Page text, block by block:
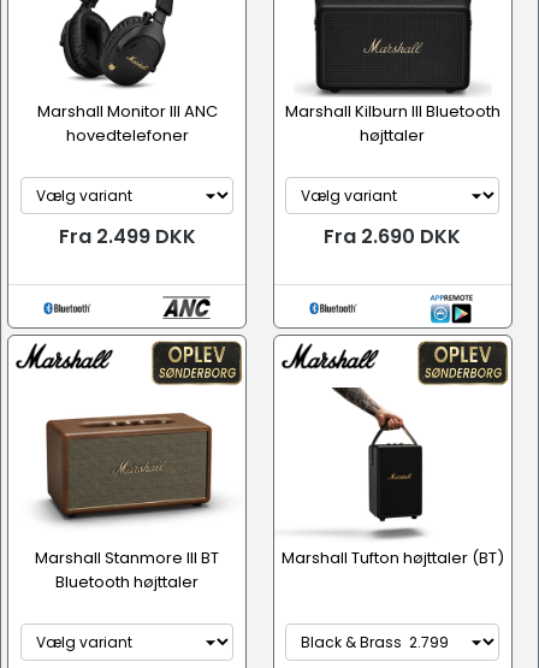
Marshall Monitor III ANC
hovedtelefoner
Fra 2.499 DKK
Marshall Kilburn III Bluetooth
højttaler
Fra 2.690 DKK
Marshall Stanmore III BT
Bluetooth højttaler
Marshall Tufton højttaler (BT)